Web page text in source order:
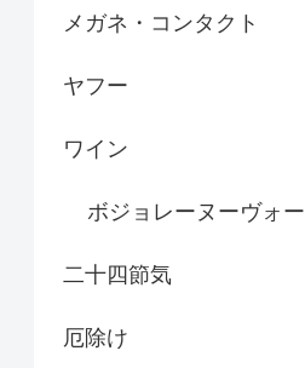
メガネ・コンタクト
ヤフー
ワイン
ボジョレーヌーヴォー
二十四節気
厄除け